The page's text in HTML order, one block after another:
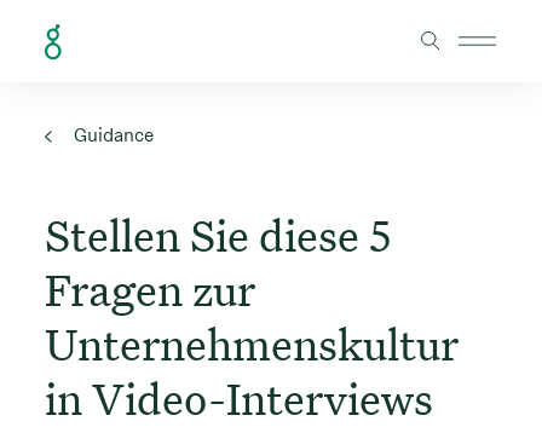
Guidance
Stellen Sie diese 5
Fragen zur
Unternehmenskultur
in Video-Interviews